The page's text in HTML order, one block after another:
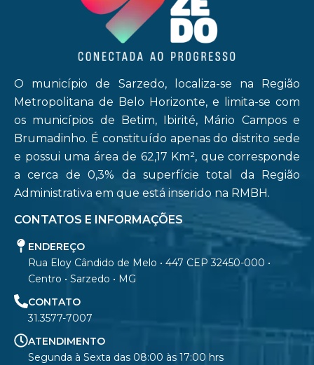
O município de Sarzedo, localiza-se na Região
Metropolitana de Belo Horizonte, e limita-se com
os municípios de Betim, Ibirité, Mário Campos e
Brumadinho. É constituído apenas do distrito sede
e possui uma área de 62,17 Km², que corresponde
a cerca de 0,3% da superfície total da Região
Administrativa em que está inserido na RMBH.
CONTATOS E INFORMAÇÕES
ENDEREÇO
Rua Eloy Cândido de Melo • 447 CEP 32450-000 •
Centro • Sarzedo • MG
CONTATO
31.3577-7007
ATENDIMENTO
Segunda à Sexta das 08:00 às 17:00 hrs